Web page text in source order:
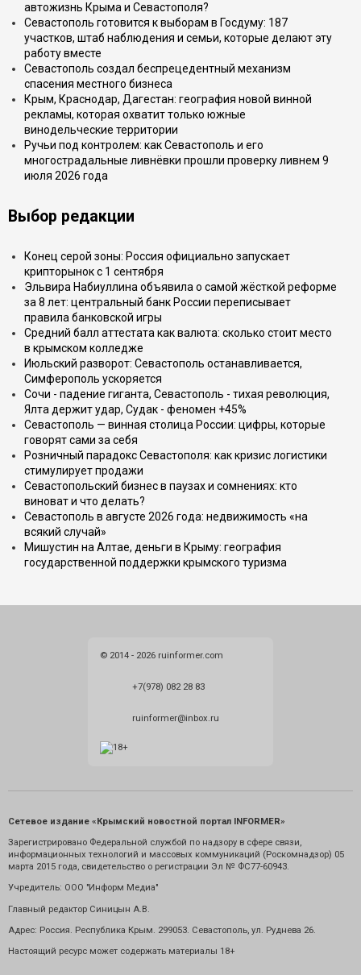
автожизнь Крыма и Севастополя?
Севастополь готовится к выборам в Госдуму: 187
участков, штаб наблюдения и семьи, которые делают эту
работу вместе
Севастополь создал беспрецедентный механизм
спасения местного бизнеса
Крым, Краснодар, Дагестан: география новой винной
рекламы, которая охватит только южные
винодельческие территории
Ручьи под контролем: как Севастополь и его
многострадальные ливнёвки прошли проверку ливнем 9
июля 2026 года
Выбор редакции
Конец серой зоны: Россия официально запускает
крипторынок с 1 сентября
Эльвира Набиуллина объявила о самой жёсткой реформе
за 8 лет: центральный банк России переписывает
правила банковской игры
Средний балл аттестата как валюта: сколько стоит место
в крымском колледже
Июльский разворот: Севастополь останавливается,
Симферополь ускоряется
Сочи - падение гиганта, Севастополь - тихая революция,
Ялта держит удар, Судак - феномен +45%
Севастополь — винная столица России: цифры, которые
говорят сами за себя
Розничный парадокс Севастополя: как кризис логистики
стимулирует продажи
Севастопольский бизнес в паузах и сомнениях: кто
виноват и что делать?
Севастополь в августе 2026 года: недвижимость «на
всякий случай»
Мишустин на Алтае, деньги в Крыму: география
государственной поддержки крымского туризма
© 2014 - 2026 ruinformer.com
+7(978) 082 28 83
ruinformer@inbox.ru
Сетевое издание «Крымский новостной портал INFORMER»
Зарегистрировано Федеральной службой по надзору в сфере связи,
информационных технологий и массовых коммуникаций (Роскомнадзор) 05
марта 2015 года, свидетельство о регистрации Эл № ФС77-60943.
Учредитель: ООО "Информ Медиа"
Главный редактор Синицын А.В.
Адрес: Россия. Республика Крым. 299053. Севастополь, ул. Руднева 26.
Настоящий ресурс может содержать материалы 18+